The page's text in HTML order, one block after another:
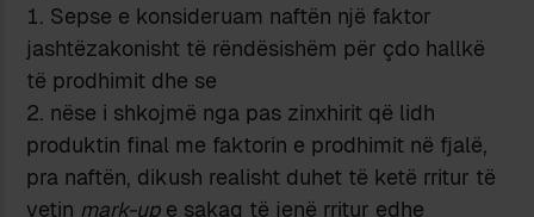
Sepse e konsideruam naftën një faktor
jashtëzakonisht të rëndësishëm për çdo hallkë
të prodhimit dhe se
nëse i shkojmë nga pas zinxhirit që lidh
produktin final me faktorin e prodhimit në fjalë,
pra naftën, dikush realisht duhet të ketë rritur të
vetin mark-upe sakaq të jenë rritur edhe